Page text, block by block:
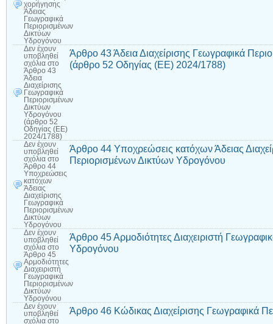
χορήγησης
Άδειας
Γεωγραφικά
Περιορισμένων
Δικτύων
Υδρογόνου
Δεν έχουν
υποβληθεί
σχόλια στο
Άρθρο 43
Άδεια
Διαχείρισης
Γεωγραφικά
Περιορισμένων
Δικτύων
Υδρογόνου
(άρθρο 52
Οδηγίας (ΕΕ)
2024/1788)
Άρθρο 43 Άδεια Διαχείρισης Γεωγραφικά
(άρθρο 52 Οδηγίας (ΕΕ) 2024/1788)
Δεν έχουν
υποβληθεί
σχόλια στο
Άρθρο 44
Υποχρεώσεις
κατόχων
Άδειας
Διαχείρισης
Γεωγραφικά
Περιορισμένων
Δικτύων
Υδρογόνου
Άρθρο 44 Υποχρεώσεις κατόχων Άδειας
Περιορισμένων Δικτύων Υδρογόνου
Δεν έχουν
υποβληθεί
σχόλια στο
Άρθρο 45
Αρμοδιότητες
Διαχειριστή
Γεωγραφικά
Περιορισμένων
Δικτύων
Υδρογόνου
Άρθρο 45 Αρμοδιότητες Διαχειριστή
Υδρογόνου
Δεν έχουν
υποβληθεί
σχόλια στο
Άρθρο 46 Κώδικας Διαχείρισης Γεωγραφικά